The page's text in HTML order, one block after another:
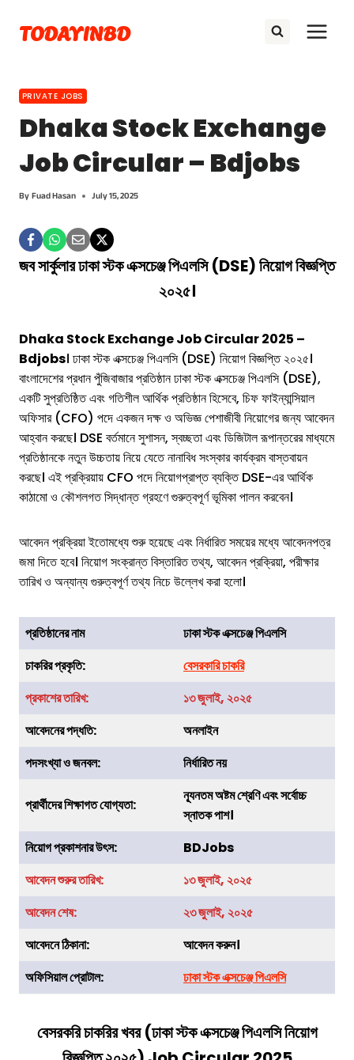
content
TODAYINBD
PRIVATE JOBS
Dhaka Stock Exchange
Job Circular – Bdjobs
ByFuad Hasan July 15, 2025
জব সার্কুলার ঢাকা স্টক এক্সচেঞ্জ পিএলসি (DSE) নিয়োগ বিজ্ঞপ্তি
২০২৫।
Dhaka Stock Exchange Job Circular 2025 –
Bdjobs। ঢাকা স্টক এক্সচেঞ্জ পিএলসি (DSE) নিয়োগ বিজ্ঞপ্তি ২০২৫।
বাংলাদেশের প্রধান পুঁজিবাজার প্রতিষ্ঠান ঢাকা স্টক এক্সচেঞ্জ পিএলসি (DSE),
একটি সুপ্রতিষ্ঠিত এবং গতিশীল আর্থিক প্রতিষ্ঠান হিসেবে, চিফ ফাইন্যান্সিয়াল
অফিসার (CFO) পদে একজন দক্ষ ও অভিজ্ঞ পেশাজীবী নিয়োগের জন্য আবেদন
আহ্বান করছে। DSE বর্তমানে সুশাসন, স্বচ্ছতা এবং ডিজিটাল রূপান্তরের মাধ্যমে
প্রতিষ্ঠানকে নতুন উচ্চতায় নিয়ে যেতে নানাবিধ সংস্কার কার্যক্রম বাস্তবায়ন
করছে। এই প্রক্রিয়ায় CFO পদে নিয়োগপ্রাপ্ত ব্যক্তি DSE-এর আর্থিক
কাঠামো ও কৌশলগত সিদ্ধান্ত গ্রহণে গুরুত্বপূর্ণ ভূমিকা পালন করবেন।
আবেদন প্রক্রিয়া ইতোমধ্যে শুরু হয়েছে এবং নির্ধারিত সময়ের মধ্যে আবেদনপত্র
জমা দিতে হবে। নিয়োগ সংক্রান্ত বিস্তারিত তথ্য, আবেদন প্রক্রিয়া, পরীক্ষার
তারিখ ও অন্যান্য গুরুত্বপূর্ণ তথ্য নিচে উল্লেখ করা হলো।
প্রতিষ্ঠানের নাম
ঢাকা স্টক এক্সচেঞ্জ পিএলসি
চাকরিরপ্রকৃতি:
বেসরকারি চাকরি
প্রকাশের তারিখ:
১৩ জুলাই, ২০২৫
আবেদনের পদ্ধতি:
অনলাইন
পদসংখ্যা ও জনবল:
নির্ধারিত নয়
প্রার্থীদের শিক্ষাগত যোগ্যতা:
ন্যূনতম অষ্টম শ্রেণি এবং সর্বোচ্চ
স্নাতক পাশ।
নিয়োগ প্রকাশনার উৎস:
BDJobs
আবেদন শুরুর তারিখ:
১৩ জুলাই, ২০২৫
আবেদন শেষ:
২৩ জুলাই, ২০২৫
আবেদনে ঠিকানা:
আবেদন করুন।
অফিসিয়াল প্রোটাল:
ঢাকা স্টক এক্সচেঞ্জ পিএলসি
বেসরকরি চাকরির খবর (ঢাকা স্টক এক্সচেঞ্জ পিএলসিনিয়োগ